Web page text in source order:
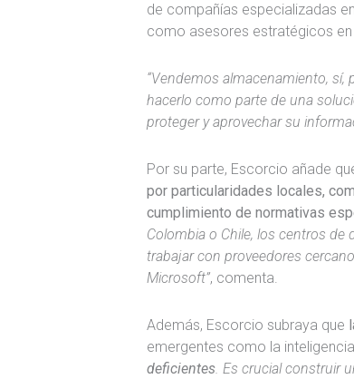
de compañías especializadas
como asesores estratégicos
“Vendemos almacenamiento,
hacerlo como parte de una
proteger y aprovechar su
Por su parte, Escorcio añade
por particularidades locales,
cumplimiento de normativas
Colombia o Chile, los centros de
trabajar con proveedores
Microsoft”, comenta.
Además, Escorcio subraya que
emergentes como la
deficientes. Es crucial construir